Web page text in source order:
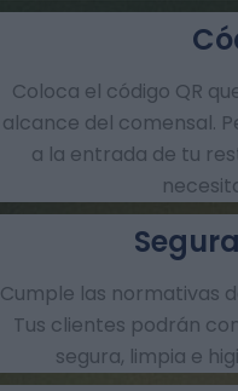
Coloca el código QR
alcance del comensal.
a la entrada de tu
Cumple las normativas
Tus clientes podrán
segura, limpia e